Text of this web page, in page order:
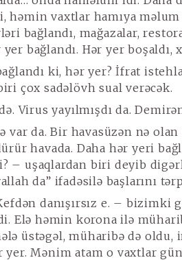
həmin vaxtlar hamıya
bağlandı, mağazalar,
yer bağlandı. Hər yer boşaldı,
ki, hər yer? İfrat
çox sadəlövh sual verəcək.
Virus yayılmışdı da.
var da. Bir havasüzən nə
havada. Daha hər yeri
– uşaqlardan biri deyib
da” ifadəsilə başlarını
danışırsız e. – bizimki
Elə həmin korona ilə
üstəgəl, müharibə də oldu,
yer. Mənim atam o vaxtlar